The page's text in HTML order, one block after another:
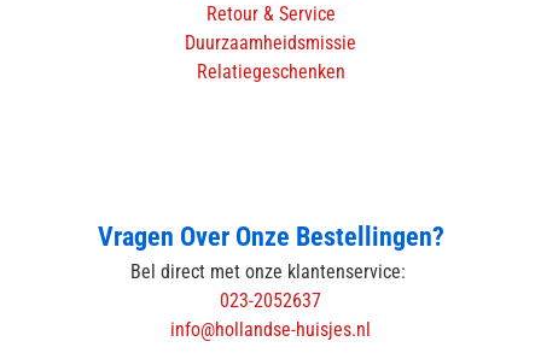
Retour & Service
Duurzaamheidsmissie
Relatiegeschenken
Vragen Over Onze Bestellingen?
Bel direct met onze klantenservice:
023-2052637
info@hollandse-huisjes.nl